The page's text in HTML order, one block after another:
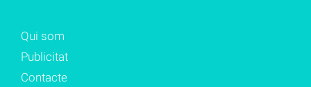
Qui som
Publicitat
Contacte